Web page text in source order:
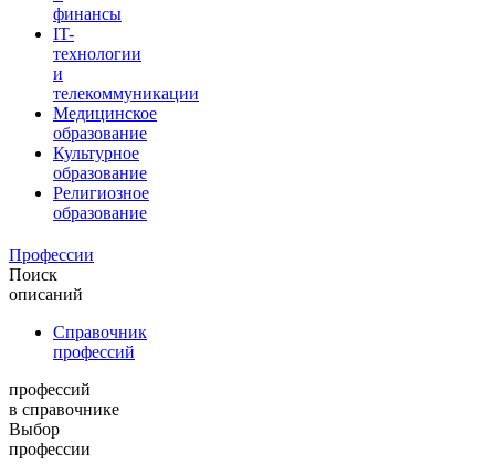
финансы
IT-
технологии
и
телекоммуникации
Медицинское
образование
Культурное
образование
Религиозное
образование
Профессии
Поиск
описаний
Справочник
профессий
профессий
в справочнике
Выбор
профессии